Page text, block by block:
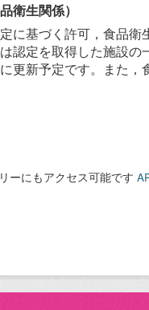
衛生関係）
に基づく許可，食品
認定を取得した施設
更新予定です。また
ーにもアクセス可能です